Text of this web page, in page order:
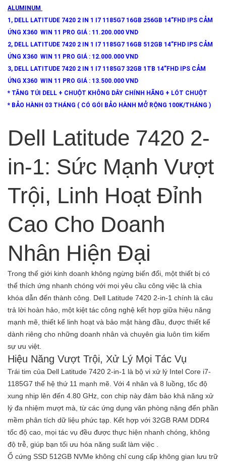
ALUMINUM
1, DELL LATITUDE 7420 2 IN 1 I7 1185G7 16GB 256GB 14”FHD IPS CẢM
ỨNG X360 WIN 11 PRO GIÁ : 11.200.000 VND
2, DELL LATITUDE 7420 2 IN 1 I7 1185G7 16GB 512GB 14”FHD IPS CẢM
ỨNG X360 WIN 11 PRO GIÁ : 12.000.000 VND
3, DELL LATITUDE 7420 2 IN 1 I7 1185G7 32GB 1TB 14”FHD IPS CẢM
ỨNG X360 WIN 11 PRO GIÁ : 13.500.000 VND
* TĂNG TÚI DELL + CHUỘT KHÔNG DÂY CHÍNH HÃNG + LÓT CHUỘT
* BẢO HÀNH 03 THÁNG ( CÓ GÓI BẢO HÀNH MỞ RỘNG 100K/THÁNG )
Dell Latitude 7420 2-
in-1: Sức Mạnh Vượt
Trội, Linh Hoạt Đỉnh
Cao Cho Doanh
Nhân Hiện Đại
Trong thế giới kinh doanh không ngừng biến đổi, một thiết bị có
thể thích ứng nhanh chóng với mọi yêu cầu công việc là chìa
khóa dẫn đến thành công. Dell Latitude 7420 2-in-1 chính là câu
trả lời hoàn hảo, một kiệt tác công nghệ kết hợp giữa hiệu năng
mạnh mẽ, thiết kế linh hoạt và bảo mật hàng đầu, được thiết kế
dành riêng cho những doanh nhân và chuyên gia luôn tìm kiếm
sự ưu việt.
Hiệu Năng Vượt Trội, Xử Lý Mọi Tác Vụ
Trái tim của Dell Latitude 7420 2-in-1 là bộ vi xử lý Intel Core i7-
1185G7 thế hệ thứ 11 mạnh mẽ. Với 4 nhân và 8 luồng, tốc độ
xung nhịp lên đến 4.80 GHz, con chip này đảm bảo khả năng xử
lý đa nhiệm mượt mà, từ các ứng dụng văn phòng nặng đến phần
mềm phân tích dữ liệu phức tạp. Kết hợp với 32GB RAM DDR4
tốc độ cao , mọi tác vụ đều được thực hiện nhanh chóng, không
độ trễ, giúp bạn tối ưu hóa năng suất làm việc
Ổ cứng SSD 512GB NVMe không chỉ cung cấp không gian lưu trữ